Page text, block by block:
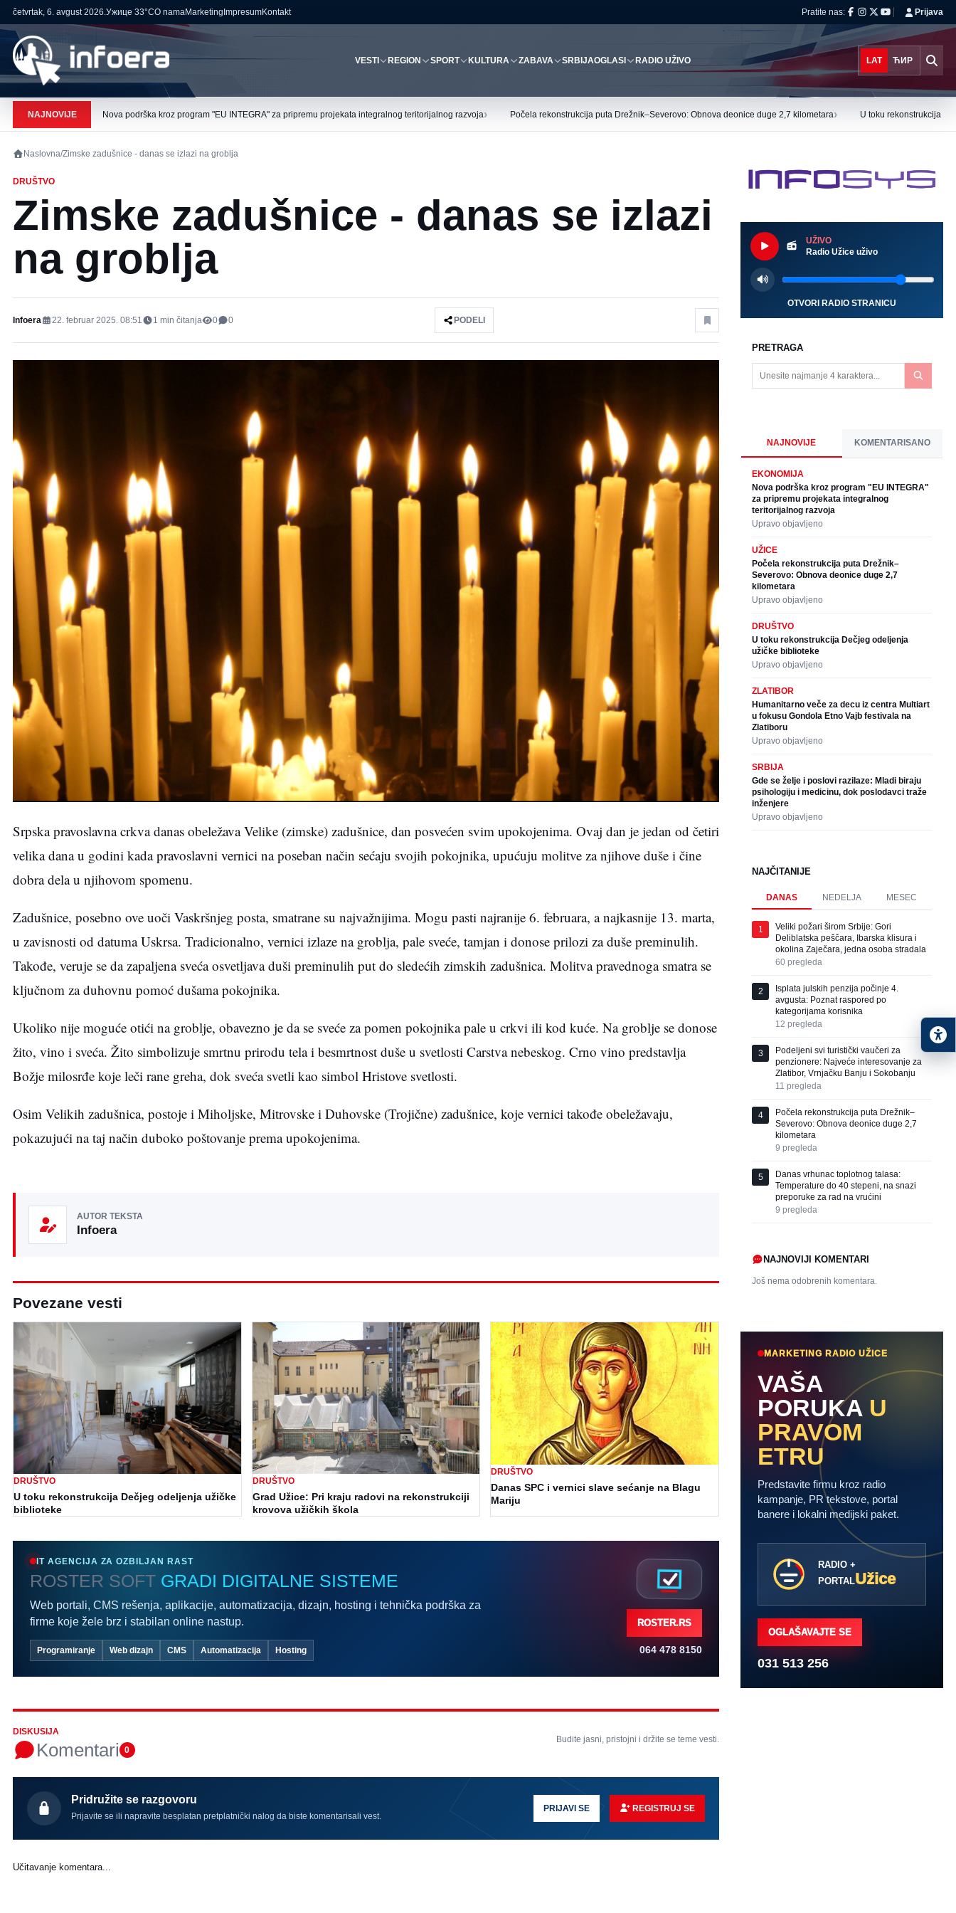
četvrtak, 6. avgust 2026.Ужице 33°CO namaMarketing ImpresumKontakt Pratite nas: Prijava
VESTI REGION SPORT KULTURA ZABAVA SRBIJAOGLASI RADIO UŽIVO LAT ЋИР
NAJNOVIJE Nova podrška kroz program "EU INTEGRA" za pripremu projekata integralnog teritorijalnog razvoja› Počela rekonstrukcija puta Drežnik–Severovo: Obnova deonice duge 2,7 kilometara› U toku rekonstrukcija
Naslovna/Zimske zadušnice - danas se izlazi na groblja
DRUŠTVO
Zimske zadušnice - danas se izlazi
na groblja
Infoera 22. februar 2025. 08:51 1 min čitanja 0 0 PODELI
Srpska pravoslavna crkva danas obeležava Velike (zimske) zadušnice, dan posvećen svim upokojenima. Ovaj dan je jedan od četiri
velika dana u godini kada pravoslavni vernici na poseban način sećaju svojih pokojnika, upućuju molitve za njihove duše i čine
dobra dela u njihovom spomenu.
Zadušnice, posebno ove uoči Vaskršnjeg posta, smatrane su najvažnijima. Mogu pasti najranije 6. februara, a najkasnije 13. marta,
u zavisnosti od datuma Uskrsa. Tradicionalno, vernici izlaze na groblja, pale sveće, tamjan i donose prilozi za duše preminulih.
Takođe, veruje se da zapaljena sveća osvetljava duši preminulih put do sledećih zimskih zadušnica. Molitva pravednoga smatra se
ključnom za duhovnu pomoć dušama pokojnika.
Ukoliko nije moguće otići na groblje, obavezno je da se sveće za pomen pokojnika pale u crkvi ili kod kuće. Na groblje se donose
žito, vino i sveća. Žito simbolizuje smrtnu prirodu tela i besmrtnost duše u svetlosti Carstva nebeskog. Crno vino predstavlja
Božje milosrđe koje leči rane greha, dok sveća svetli kao simbol Hristove svetlosti.
Osim Velikih zadušnica, postoje i Miholjske, Mitrovske i Duhovske (Trojične) zadušnice, koje vernici takođe obeležavaju,
pokazujući na taj način duboko poštovanje prema upokojenima.
AUTOR TEKSTA
Infoera
Povezane vesti
DRUŠTVO
U toku rekonstrukcija Dečjeg odeljenja užičke
biblioteke
DRUŠTVO
Grad Užice: Pri kraju radovi na rekonstrukciji
krovova užičkih škola
DRUŠTVO
Danas SPC i vernici slave sećanje na Blagu
Mariju
IT AGENCIJA ZA OZBILJAN RAST
ROSTER SOFT GRADI DIGITALNE SISTEME
Web portali, CMS rešenja, aplikacije, automatizacija, dizajn, hosting i tehnička podrška za
firme koje žele brz i stabilan online nastup.
Programiranje Web dizajn CMS Automatizacija Hosting
ROSTER.RS
064 478 8150
DISKUSIJA
Komentari 0
Budite jasni, pristojni i držite se teme vesti.
Pridružite se razgovoru
Prijavite se ili napravite besplatan pretplatnički nalog da biste komentarisali vest.
PRIJAVI SE REGISTRUJ SE
Učitavanje komentara...
UŽIVO
Radio Užice uživo
OTVORI RADIO STRANICU
PRETRAGA
NAJNOVIJE KOMENTARISANO
EKONOMIJA
Nova podrška kroz program "EU INTEGRA"
za pripremu projekata integralnog
teritorijalnog razvoja
Upravo objavljeno
UŽICE
Počela rekonstrukcija puta Drežnik–
Severovo: Obnova deonice duge 2,7
kilometara
Upravo objavljeno
DRUŠTVO
U toku rekonstrukcija Dečjeg odeljenja
užičke biblioteke
Upravo objavljeno
ZLATIBOR
Humanitarno veče za decu iz centra Multiart
u fokusu Gondola Etno Vajb festivala na
Zlatiboru
Upravo objavljeno
SRBIJA
Gde se želje i poslovi razilaze: Mladi biraju
psihologiju i medicinu, dok poslodavci traže
inženjere
Upravo objavljeno
NAJČITANIJE
DANAS NEDELJA MESEC
1
Veliki požari širom Srbije: Gori
Deliblatska peščara, Ibarska klisura i
okolina Zaječara, jedna osoba stradala
60 pregleda
2
Isplata julskih penzija počinje 4.
avgusta: Poznat raspored po
kategorijama korisnika
12 pregleda
3
Podeljeni svi turistički vaučeri za
penzionere: Najveće interesovanje za
Zlatibor, Vrnjačku Banju i Sokobanju
11 pregleda
4
Počela rekonstrukcija puta Drežnik–
Severovo: Obnova deonice duge 2,7
kilometara
9 pregleda
5
Danas vrhunac toplotnog talasa:
Temperature do 40 stepeni, na snazi
preporuke za rad na vrućini
9 pregleda
NAJNOVIJI KOMENTARI
Još nema odobrenih komentara.
MARKETING RADIO UŽICE
VAŠA
PORUKA U
PRAVOM
ETRU
Predstavite firmu kroz radio
kampanje, PR tekstove, portal
banere i lokalni medijski paket.
RADIO +
PORTALUžice
OGLAŠAVAJTE SE
031 513 256